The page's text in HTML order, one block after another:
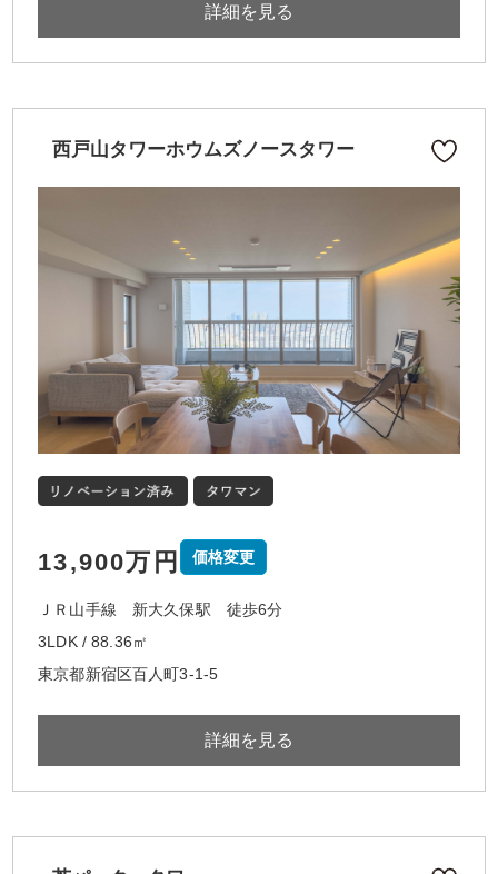
詳細を見る
西戸山タワーホウムズノースタワー
13,900万円 価格変更
ＪＲ山手線 新大久保駅 徒歩6分
3LDK / 88.36㎡
東京都新宿区百人町3-1-5
詳細を見る